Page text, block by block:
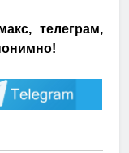
телеграм,